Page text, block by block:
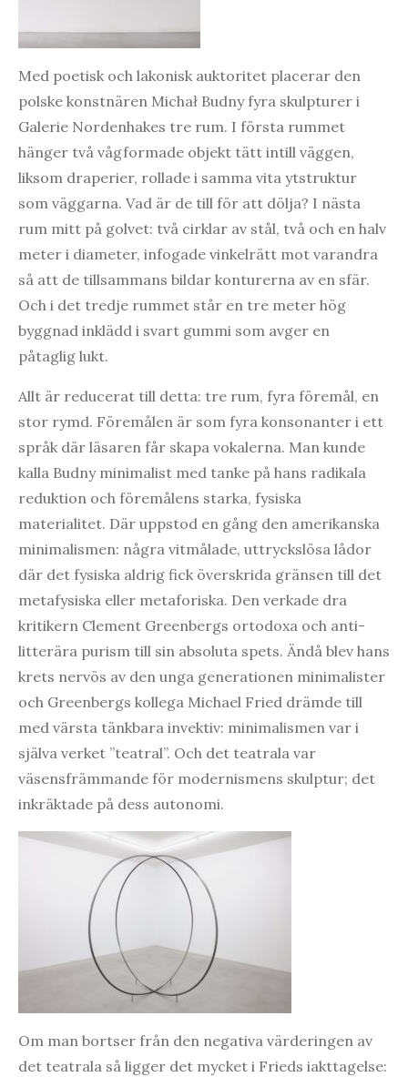
Med poetisk och lakonisk auktoritet placerar den
polske konstnären Michał Budny fyra skulpturer i
Galerie Nordenhakes tre rum. I första rummet
hänger två vågformade objekt tätt intill väggen,
liksom draperier, rollade i samma vita ytstruktur
som väggarna. Vad är de till för att dölja? I nästa
rum mitt på golvet: två cirklar av stål, två och en halv
meter i diameter, infogade vinkelrätt mot varandra
så att de tillsammans bildar konturerna av en sfär.
Och i det tredje rummet står en tre meter hög
byggnad inklädd i svart gummi som avger en
påtaglig lukt.
Allt är reducerat till detta: tre rum, fyra föremål, en
stor rymd. Föremålen är som fyra konsonanter i ett
språk där läsaren får skapa vokalerna. Man kunde
kalla Budny minimalist med tanke på hans radikala
reduktion och föremålens starka, fysiska
materialitet. Där uppstod en gång den amerikanska
minimalismen: några vitmålade, uttryckslösa lådor
där det fysiska aldrig fick överskrida gränsen till det
metafysiska eller metaforiska. Den verkade dra
kritikern Clement Greenbergs ortodoxa och anti-
litterära purism till sin absoluta spets. Ändå blev hans
krets nervös av den unga generationen minimalister
och Greenbergs kollega Michael Fried drämde till
med värsta tänkbara invektiv: minimalismen var i
själva verket ”teatral”. Och det teatrala var
väsensfrämmande för modernismens skulptur; det
inkräktade på dess autonomi.
Om man bortser från den negativa värderingen av
det teatrala så ligger det mycket i Frieds iakttagelse: